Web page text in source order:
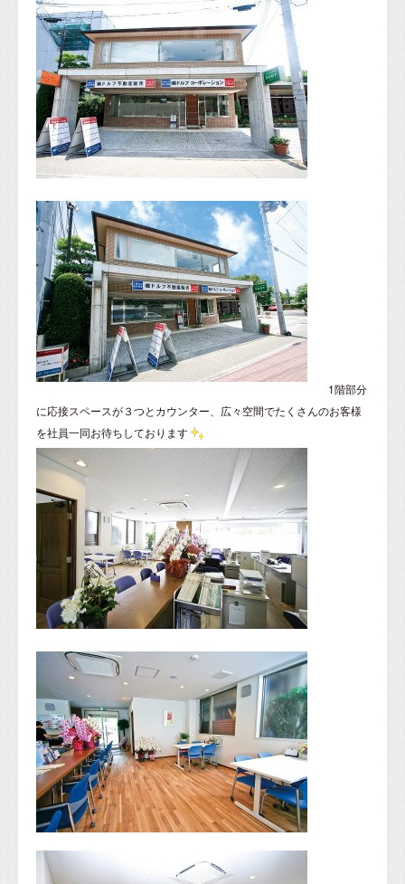
1階部分
に応接スペースが３つとカウンター、広々空間でたくさんのお客様
を社員一同お待ちしております